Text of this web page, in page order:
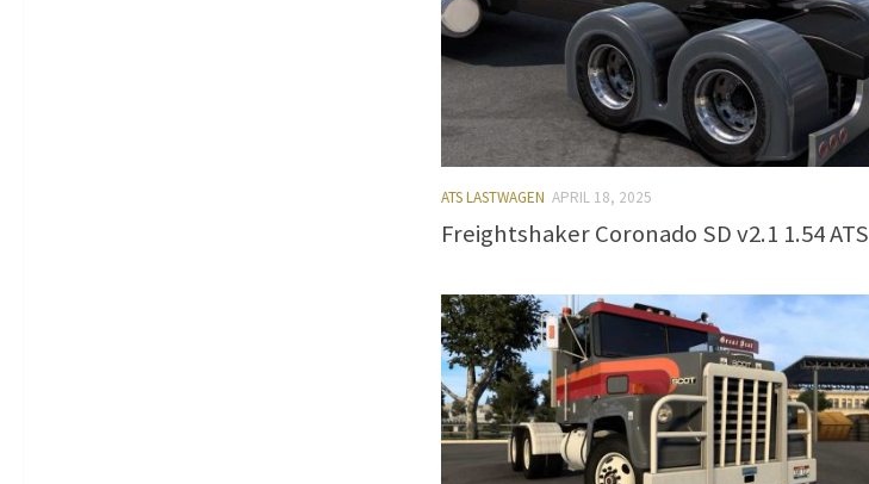
ATS LASTWAGEN APRIL 18, 2025
Freightshaker Coronado SD v2.1 1.54 ATS